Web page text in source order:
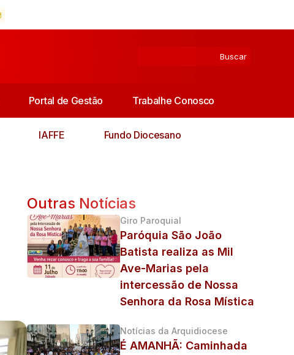
Portal de Gestão Trabalhe Conosco
IAFFE Fundo Diocesano
Outras Notícias
Giro Paroquial
Paróquia São João
Batista realiza as Mil
Ave-Marias pela
intercessão de Nossa
Senhora da Rosa Mística
Notícias da Arquidiocese
É AMANHÃ: Caminhada